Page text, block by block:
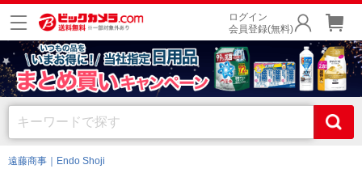
ログイン
会員登録(無料)
遠藤商事｜Endo Shoji